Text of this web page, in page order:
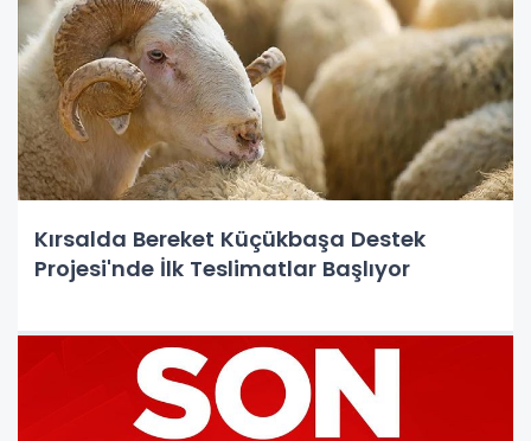
Kırsalda Bereket Küçükbaşa Destek
Projesi'nde İlk Teslimatlar Başlıyor